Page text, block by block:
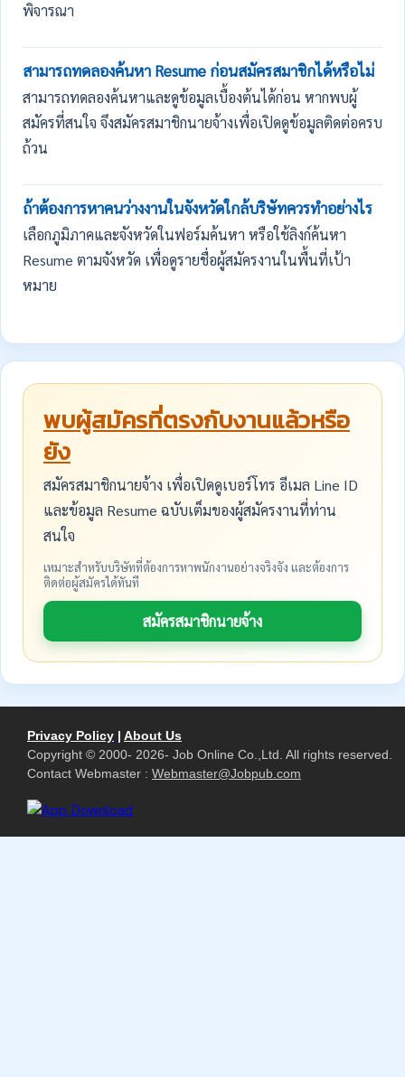
พิจารณา
สามารถทดลองค้นหา Resume ก่อนสมัครสมาชิกได้หรือไม่
สามารถทดลองค้นหาและดูข้อมูลเบื้องต้นได้ก่อน หากพบผู้
สมัครที่สนใจ จึงสมัครสมาชิกนายจ้างเพื่อเปิดดูข้อมูลติดต่อครบ
ถ้วน
ถ้าต้องการหาคนว่างงานในจังหวัดใกล้บริษัทควรทำอย่างไร
เลือกภูมิภาคและจังหวัดในฟอร์มค้นหา หรือใช้ลิงก์ค้นหา
Resume ตามจังหวัด เพื่อดูรายชื่อผู้สมัครงานในพื้นที่เป้า
หมาย
พบผู้สมัครที่ตรงกับงานแล้วหรือ
ยัง
สมัครสมาชิกนายจ้าง เพื่อเปิดดูเบอร์โทร อีเมล Line ID
และข้อมูล Resume ฉบับเต็มของผู้สมัครงานที่ท่าน
สนใจ
เหมาะสำหรับบริษัทที่ต้องการหาพนักงานอย่างจริงจัง และต้องการ
ติดต่อผู้สมัครได้ทันที
สมัครสมาชิกนายจ้าง
Privacy Policy | About Us
Copyright © 2000- 2026- Job Online Co.,Ltd. All rights reserved.
Contact Webmaster : Webmaster@Jobpub.com